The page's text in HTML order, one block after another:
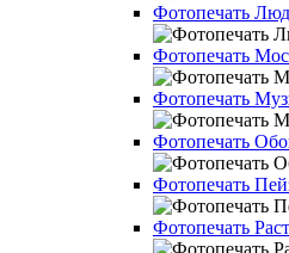
Фотопечать
Фотопечать
Фотопечать
Фотопечать
Фотопечать
Фотопечать